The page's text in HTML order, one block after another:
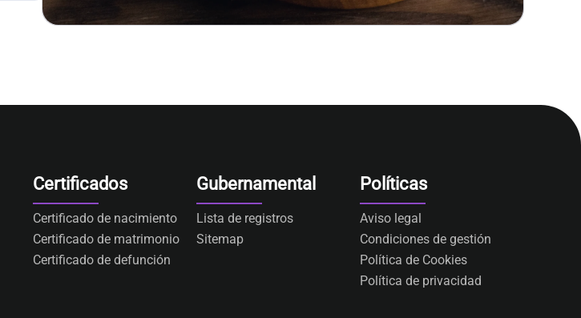
Certificados
Certificado de nacimiento
Certificado de matrimonio
Certificado de defunción
Gubernamental
Lista de registros
Sitemap
Políticas
Aviso legal
Condiciones de gestión
Política de Cookies
Política de privacidad